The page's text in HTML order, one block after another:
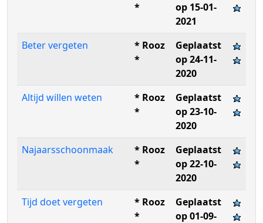
*
op 15-01-
2021
Beter vergeten
* Rooz
*
Geplaatst
op 24-11-
2020
Altijd willen weten
* Rooz
*
Geplaatst
op 23-10-
2020
Najaarsschoonmaak
* Rooz
*
Geplaatst
op 22-10-
2020
Tijd doet vergeten
* Rooz
*
Geplaatst
op 01-09-